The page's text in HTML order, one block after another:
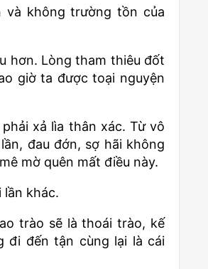
không trường tồn của
hơn. Lòng tham thiêu đốt
giờ ta được toại nguyện
xả lìa thân xác. Từ vô
đau đớn, sợ hãi không
mờ quên mất điều này.
lần khác.
trào sẽ là thoái trào, kế
đi đến tận cùng lại là cái